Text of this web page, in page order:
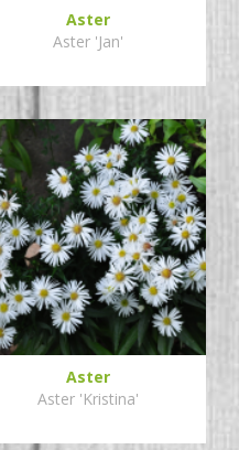
Aster
Aster 'Jan'
Aster
Aster 'Kristina'